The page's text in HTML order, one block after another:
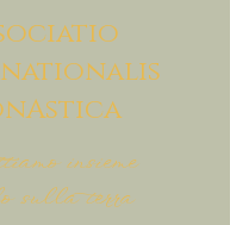
insieme
sulla terra